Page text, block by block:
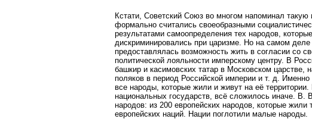
Кстати, Советский Союз во многом напоминал
формально считались своеобразными
результатами самоопределения тех народов,
дискриминировались при царизме. Но на самом
предоставлялась возможность жить в согласии со
политической лояльности имперскому центру. В
башкир и касимовских татар в Московском царстве,
поляков в период Российской империи и т. д.
все народы, которые жили и живут на её
национальных государств, всё сложилось иначе.
народов: из 200 европейских народов, которые
европейских наций. Нации поглотили малые народы.